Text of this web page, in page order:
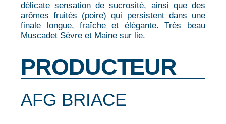
délicate sensation de sucrosité, ainsi que des
arômes fruités (poire) qui persistent dans une
finale longue, fraîche et élégante. Très beau
Muscadet Sèvre et Maine sur lie.
PRODUCTEUR
AFG BRIACE